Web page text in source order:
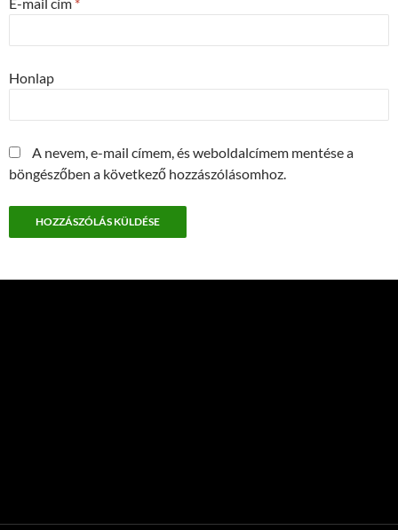
Honlap
A nevem, e-mail címem, és weboldalcímem mentése a
böngészőben a következő hozzászólásomhoz.